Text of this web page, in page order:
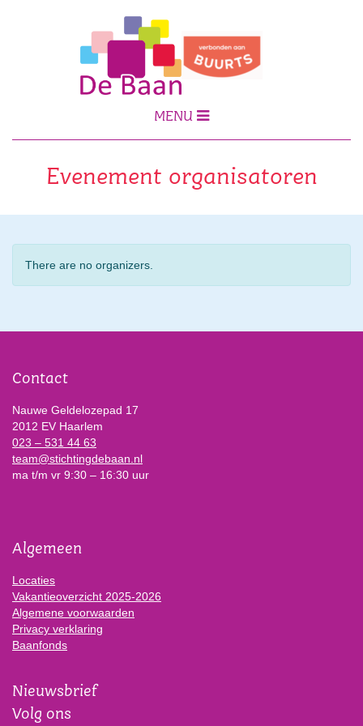
MENU
Evenement organisatoren
There are no organizers.
Contact
Nauwe Geldelozepad 17
2012 EV Haarlem
023 – 531 44 63
team@stichtingdebaan.nl
ma t/m vr 9:30 – 16:30 uur
Algemeen
Locaties
Vakantieoverzicht 2025-2026
Algemene voorwaarden
Privacy verklaring
Baanfonds
Nieuwsbrief
Volg ons